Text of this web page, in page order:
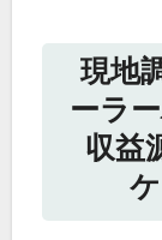
現地
ーラ
収益